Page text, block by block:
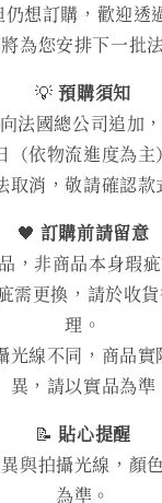
仍想訂購，歡迎
為您安排下一批
💡預購須知
法國總公司追加
（依物流進度為主
取消，敬請確認
🖤 訂購前請留意
，非商品本身瑕
需更換，請於收
理。
光線不同，商品
異，請以實品為準
📝 貼心提醒
與拍攝光線，顏
為準。